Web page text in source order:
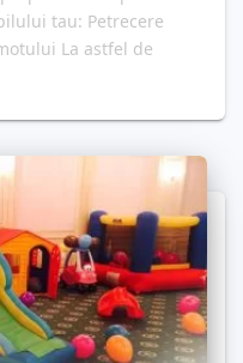
tau: Petrecere
La astfel de